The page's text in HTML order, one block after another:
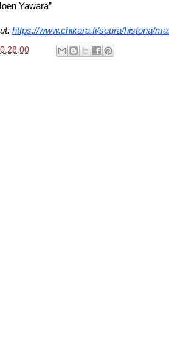
Yawara”
https://www.chikara.fi/seura/historia/
0.28.00